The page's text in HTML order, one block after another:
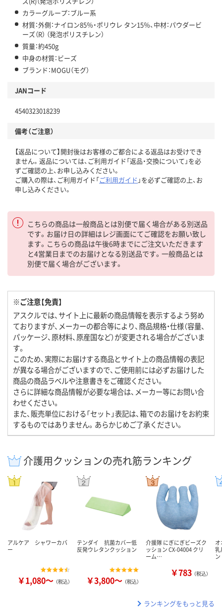
カラーグループ：ブルー系
材質：外側：ナイロン85％・ポリウレ タン15％、中材：パウダービ
ーズ（R） （発泡ポリスチレン）
質量：約450g
中身の材質：ビーズ
ブランド：MOGU（モグ）
JANコード
4540323018239
備考（ご注意）
【返品について】開封後はお客様のご都合による返品はお受けでき
ません。返品については、ご利用ガイド「返品・交換について」を必
ずご確認の上、お申し込みください。
ご購入の際は、ご利用ガイド「ご利用ガイド 」を必ずご確認の上、お
申し込みください。
こちらの商品は一般商品とは別便で届く場合がある別送品
です。お届け日の詳細はレジ画面にてご確認をお願い致し
ます。こちらの商品は午後6時までにご注文いただきます
と4営業日までのお届けとなる別送品です。一般商品とは
別便で届く場合がございます。
※ご注意【免責】
アスクルでは、サイト上に最新の商品情報を表示するよう努め
ておりますが、メーカーの都合等により、商品規格・仕様（容量、
パッケージ、原材料、原産国など）が変更される場合がございま
す。
このため、実際にお届けする商品とサイト上の商品情報の表記
が異なる場合がございますので、ご使用前には必ずお届けした
商品の商品ラベルや注意書きをご確認ください。
さらに詳細な商品情報が必要な場合は、メーカー等にお問い合
わせください。
また、販売単位における「セット」表記は、箱でのお届けをお約束
するものではありません。あらかじめご了承ください。
介護用クッションの売れ筋ランキング
アルケア シャワーカバ
ー
￥1,080～ （税込）
テンダイ 抗菌カバー低
反発ウレタンクッション
￥3,800～ （税込）
介援隊 にぎにぎビーズク
ッション CX-04004 クリ
ーム…
￥783 （税込）
ン
ランキングをもっと見る